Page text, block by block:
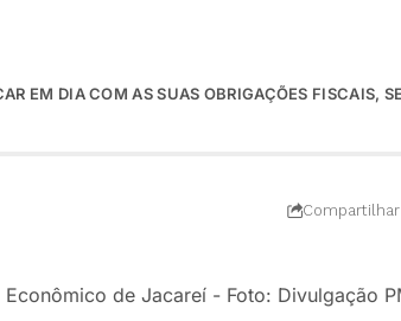
EM DIA COM AS SUAS OBRIGAÇÕES FISCAIS,
Compartilhar